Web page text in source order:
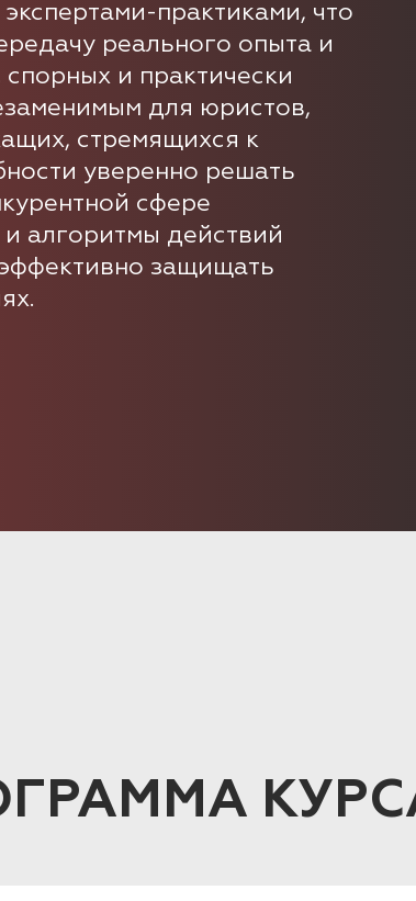
практиками, что
реального опыта и
и практически
для юристов,
стремящихся к
уверенно решать
сфере
алгоритмы действий
защищать